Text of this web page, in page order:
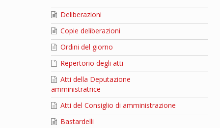
Deliberazioni
Copie deliberazioni
Ordini del giorno
Repertorio degli atti
Atti della Deputazione
amministratrice
Atti del Consiglio di amministrazione
Bastardelli